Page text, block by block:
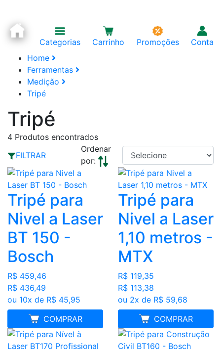
Categorias Carrinho Promoções
Conta
Home
Ferramentas
Medição
Tripé
Tripé
4 Produtos encontrados
FILTRAR
Ordenar
por:
Tripé para
Nivel a Laser
BT 150 -
Bosch
R$ 459,46
R$ 436,49
ou 10x de R$ 45,95
COMPRAR
MELHOR PREÇO
Tripé para
Nivel a Laser
1,10 metros -
MTX
R$ 119,35
R$ 113,38
ou 2x de R$ 59,68
COMPRAR
MELHOR PREÇO